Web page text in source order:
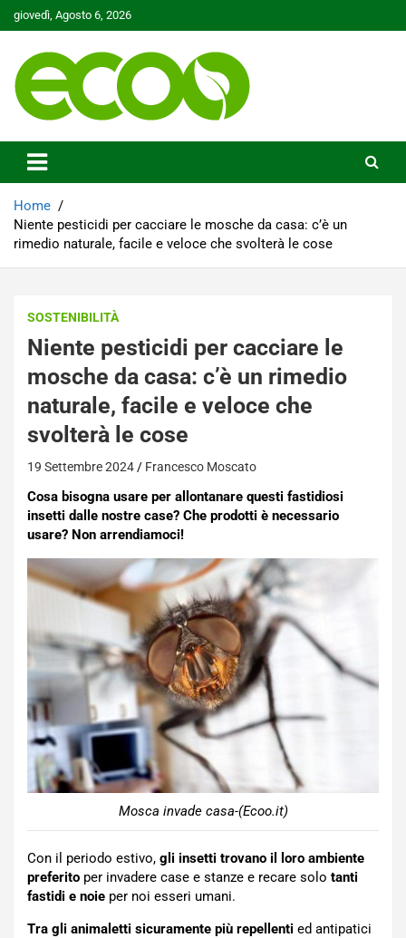
Skip
to
giovedì, Agosto 6, 2026
Ecoo.it
Home
Niente pesticidi per cacciare le mosche da casa: c’è un
rimedio naturale, facile e veloce che svolterà le cose
SOSTENIBILITÀ
Niente pesticidi per cacciare le
mosche da casa: c’è un rimedio
naturale, facile e veloce che
svolterà le cose
19 Settembre 2024 Francesco Moscato
Cosa bisogna usare per allontanare questi fastidiosi
insetti dalle nostre case? Che prodotti è necessario
usare? Non arrendiamoci!
Mosca invade casa-(Ecoo.it)
Con il periodo estivo, gli insetti trovano il loro ambiente
preferito per invadere case e stanze e recare solo tanti
fastidi e noie per noi esseri umani.
Tra gli animaletti sicuramente più repellenti ed antipatici